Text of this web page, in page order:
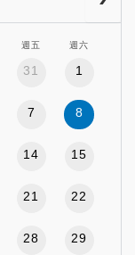
週五 週六
31 1
7 8
14 15
21 22
28 29